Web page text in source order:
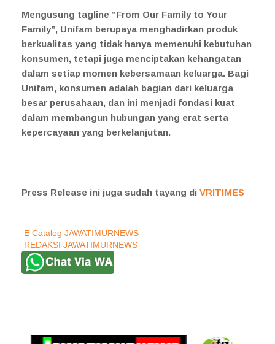
Mengusung tagline “From Our Family to Your
Family”, Unifam berupaya menghadirkan produk
berkualitas yang tidak hanya memenuhi kebutuhan
konsumen, tetapi juga menciptakan kehangatan
dalam setiap momen kebersamaan keluarga. Bagi
Unifam, konsumen adalah bagian dari keluarga
besar perusahaan, dan ini menjadi fondasi kuat
dalam membangun hubungan yang erat serta
kepercayaan yang berkelanjutan.
Press Release ini juga sudah tayang di VRITIMES
E Catalog JAWATIMURNEWS
REDAKSI JAWATIMURNEWS